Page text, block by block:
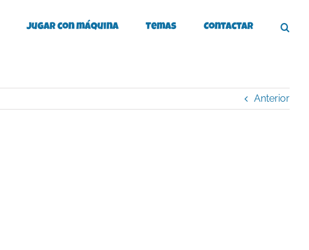
Jugar con máquina Temas Contactar
Anterior